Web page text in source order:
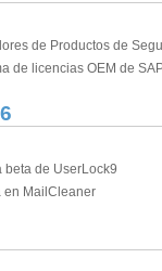
de Productos de
de licencias OEM de
de UserLock9
en MailCleaner